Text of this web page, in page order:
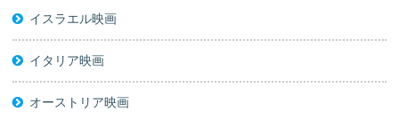
イスラエル映画
イタリア映画
オーストリア映画